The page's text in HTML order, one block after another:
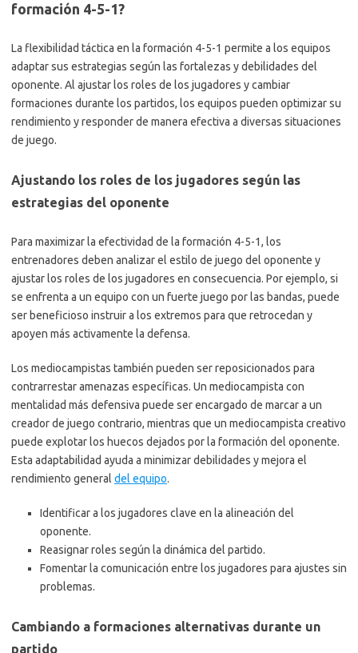
formación 4-5-1?
La flexibilidad táctica en la formación 4-5-1 permite a los equipos
adaptar sus estrategias según las fortalezas y debilidades del
oponente. Al ajustar los roles de los jugadores y cambiar
formaciones durante los partidos, los equipos pueden optimizar su
rendimiento y responder de manera efectiva a diversas situaciones
de juego.
Ajustando los roles de los jugadores según las
estrategias del oponente
Para maximizar la efectividad de la formación 4-5-1, los
entrenadores deben analizar el estilo de juego del oponente y
ajustar los roles de los jugadores en consecuencia. Por ejemplo, si
se enfrenta a un equipo con un fuerte juego por las bandas, puede
ser beneficioso instruir a los extremos para que retrocedan y
apoyen más activamente la defensa.
Los mediocampistas también pueden ser reposicionados para
contrarrestar amenazas específicas. Un mediocampista con
mentalidad más defensiva puede ser encargado de marcar a un
creador de juego contrario, mientras que un mediocampista creativo
puede explotar los huecos dejados por la formación del oponente.
Esta adaptabilidad ayuda a minimizar debilidades y mejora el
rendimiento general del equipo.
Identificar a los jugadores clave en la alineación del
oponente.
Reasignar roles según la dinámica del partido.
Fomentar la comunicación entre los jugadores para ajustes sin
problemas.
Cambiando a formaciones alternativas durante un
partido